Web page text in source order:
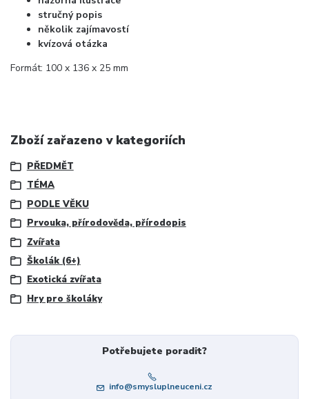
stručný popis
několik zajímavostí
kvízová otázka
Formát: 100 x 136 x 25 mm
Zboží zařazeno v kategoriích
PŘEDMĚT
TÉMA
PODLE VĚKU
Prvouka, přírodověda, přírodopis
Zvířata
Školák (6+)
Exotická zvířata
Hry pro školáky
Potřebujete poradit?
info@smysluplneuceni.cz